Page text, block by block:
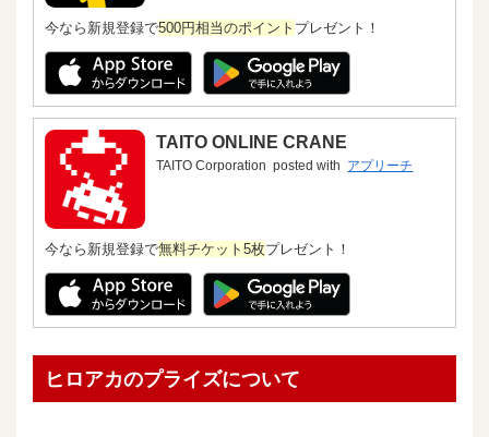
今なら新規登録で500円相当のポイント プレゼント！
TAITO ONLINE CRANE
TAITO Corporation posted with アプリーチ
今なら新規登録で無料チケット5枚プレゼント！
ヒロアカのプライズについて